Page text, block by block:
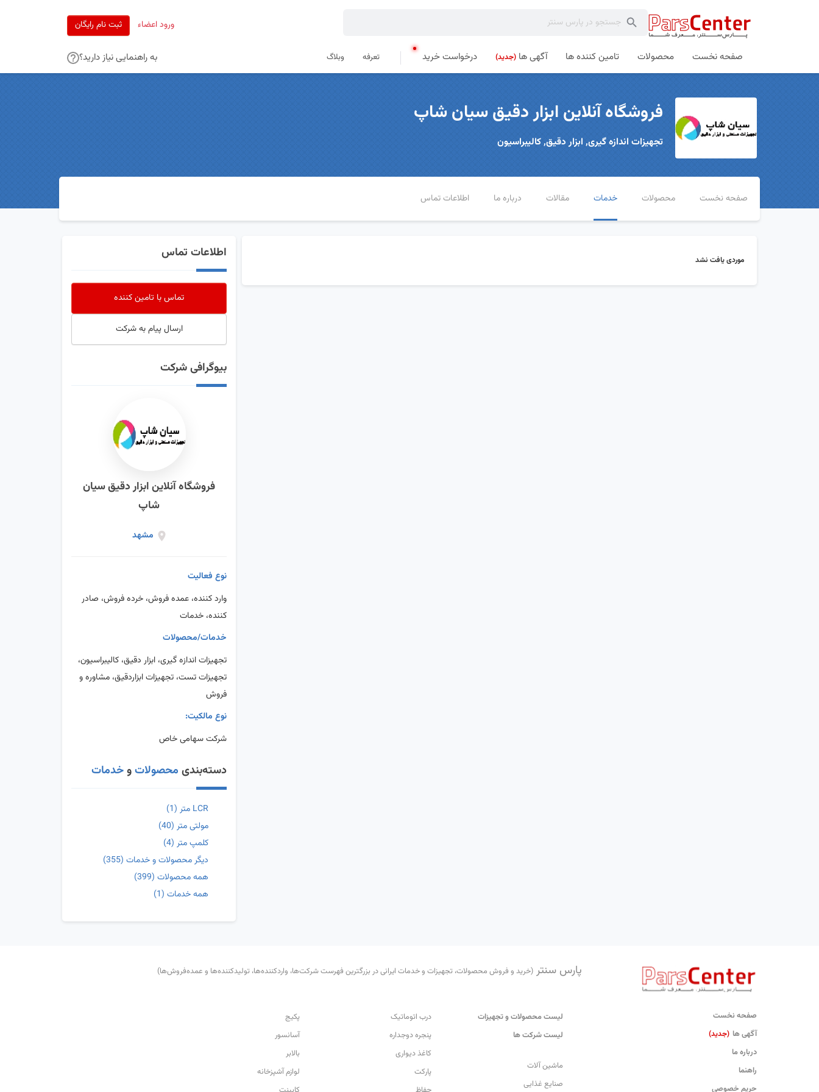
ورود اعضاء ثبت نام رایگان
صفحه نخست محصولات تامین کننده ها آگهی ها (جدید) درخواست خرید تعرفه وبلاگ به راهنمایی نیاز دارید؟
فروشگاه آنلاین ابزار دقیق سیان شاپ
تجهیزات اندازه گیری, ابزار دقیق, کالیبراسیون
صفحه نخست محصولات خدمات مقالات درباره ما اطلاعات تماس
موردی یافت نشد اطلاعات تماس
تماس با تامین کننده
ارسال پیام به شرکت
بیوگرافی شرکت
فروشگاه آنلاین ابزار دقیق سیان
شاپ
مشهد
نوع فعالیت
وارد کننده، عمده فروش، خرده فروش، صادر
کننده، خدمات
خدمات/محصولات
تجهیزات اندازه گیری، ابزار دقیق، کالیبراسیون،
تجهیزات تست، تجهیزات ابزاردقیق، مشاوره و
فروش
نوع مالکیت:
شرکت سهامی خاص
دسته‌بندی محصولاتوخدمات
LCR متر
(1)
مولتی متر (40)
کلمپ متر (4)
دیگر محصولات و خدمات (355)
همه محصولات (399)
همه خدمات (1)
صفحه نخست
آگهی ها (جدید)
درباره ما
راهنما
حریم خصوصی
پارس سنتر(خرید و فروش محصولات، تجهیزات و خدمات ایرانی در بزرگترین فهرست شرکت‌ها، واردکننده‌ها، تولید‌کننده‌ها و عمده‌فروش‌ها)
لیست محصولات و تجهیزات
لیست شرکت ها
ماشین آلات
صنایع غذایی
درب اتوماتیک
پنجره دوجداره
کاغذ دیواری
پارکت
پکیج
آسانسور
بالابر
لوازم آشپزخانه